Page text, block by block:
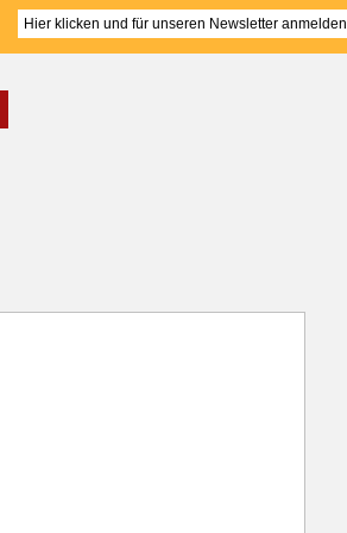
Hier klicken und für unseren Newsletter anmelden